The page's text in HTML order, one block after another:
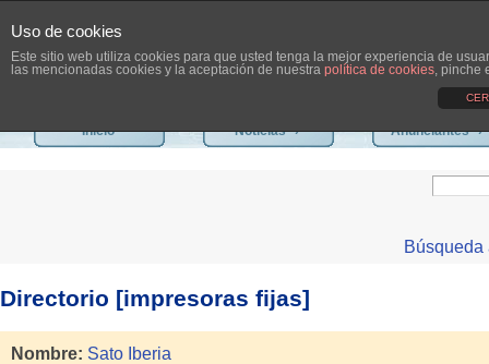
Inicio Noticias › Anunciantes ›
Búsqueda
Directorio [impresoras fijas]
Nombre: Sato Iberia
Uso de cookies
Este sitio web utiliza cookies para que usted tenga la mejor experiencia de
las mencionadas cookies y la aceptación de nuestra política de cookies, pinche